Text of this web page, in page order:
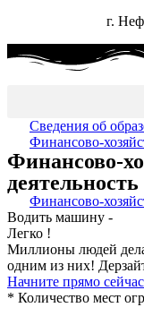
г.
Сведения об
Финансово-
Финансово-
деятельность
Финансово-
Водить машину -
Легко !
Миллионы людей
одним из них!
Начните прямо
* Количество мест